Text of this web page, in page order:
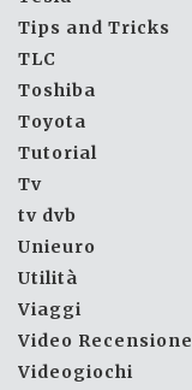
Tips and Tricks
TLC
Toshiba
Toyota
Tutorial
Tv
tv dvb
Unieuro
Utilità
Viaggi
Video Recensione
Videogiochi